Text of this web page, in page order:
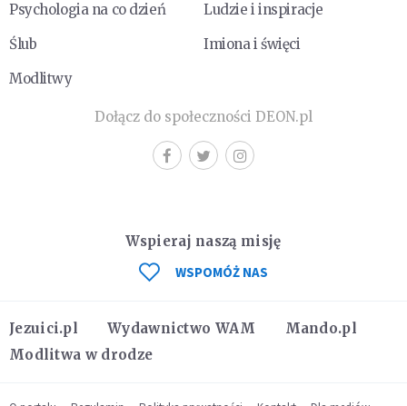
Psychologia na co dzień
Ludzie i inspiracje
Ślub
Imiona i święci
Modlitwy
Dołącz do społeczności DEON.pl
Jezuici.pl Wydawnictwo WAM
Mando.pl
Modlitwa w drodze
Wspieraj naszą misję
WSPOMÓŻ NAS